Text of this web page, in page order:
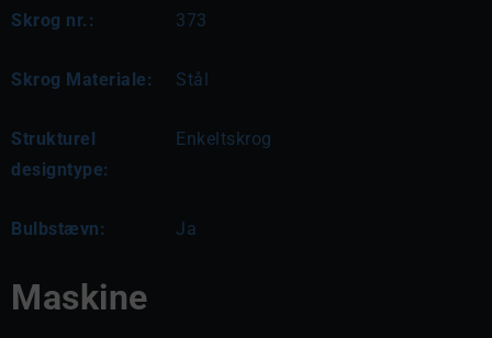
Skrog nr.: 373
Skrog Materiale: Stål
Strukturel
designtype:
Enkeltskrog
Bulbstævn: Ja
Maskine